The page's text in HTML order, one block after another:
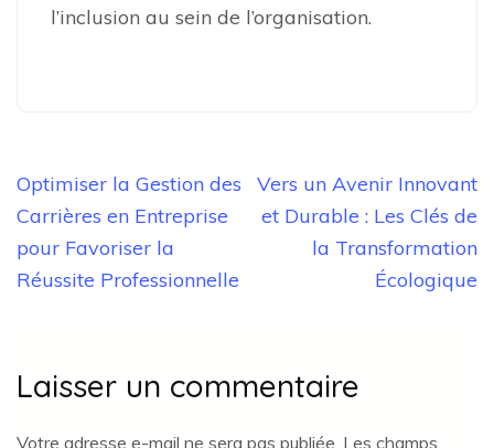
l’inclusion au sein de l’organisation.
Navigation
de
l’article
Optimiser la Gestion des
Carrières en Entreprise
pour Favoriser la
Réussite Professionnelle
Vers un Avenir Innovant
et Durable : Les Clés de
la Transformation
Écologique
Laisser un commentaire
Votre adresse e-mail ne sera pas publiée. Les champs